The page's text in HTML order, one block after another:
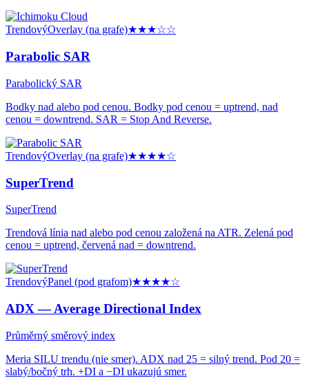
TrendovýOverlay (na grafe)★★★☆☆
Parabolic SAR
Parabolický SAR
Bodky nad alebo pod cenou. Bodky pod cenou = uptrend, nad
cenou = downtrend. SAR = Stop And Reverse.
TrendovýOverlay (na grafe)★★★★☆
SuperTrend
SuperTrend
Trendová línia nad alebo pod cenou založená na ATR. Zelená pod
cenou = uptrend, červená nad = downtrend.
TrendovýPanel (pod grafom)★★★★☆
ADX —Average Directional Index
Průměrný směrový index
Meria SILU trendu (nie smer). ADX nad 25 = silný trend. Pod 20 =
slabý/bočný trh. +DI a −DI ukazujú smer.